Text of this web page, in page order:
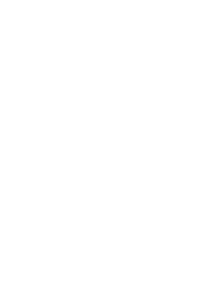
业技